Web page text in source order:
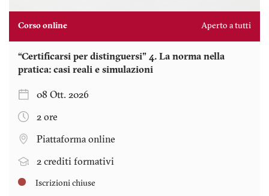
Corso online Aperto a tutti
“Certificarsi per distinguersi” 4. La norma nella
pratica: casi reali e simulazioni
08 Ott. 2026
2 ore
Piattaforma online
2 crediti formativi
Iscrizioni chiuse